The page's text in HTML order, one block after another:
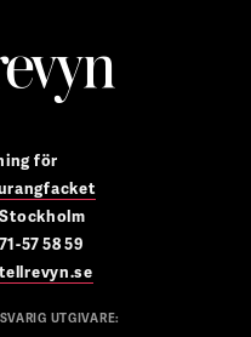
för
Stockholm
57 58 59
UTGIVARE: